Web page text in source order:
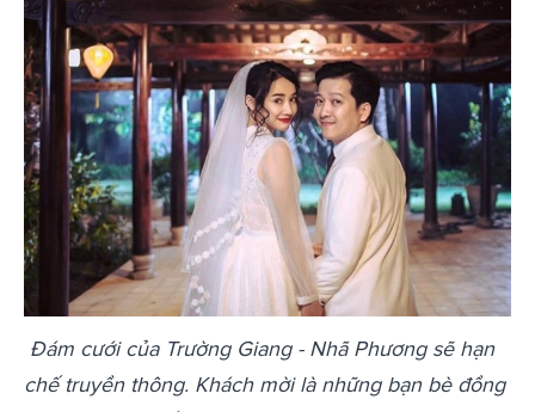
Đám cưới của Trường Giang - Nhã Phương sẽ hạn
chế truyền thông. Khách mời là những bạn bè đồng